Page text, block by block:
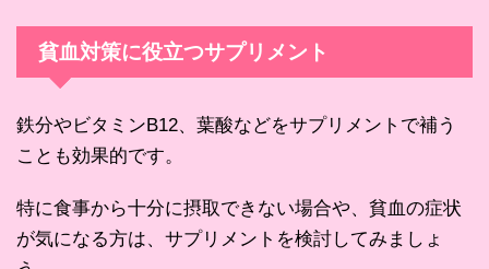
貧血対策に役立つサプリメント
鉄分やビタミンB12、葉酸などをサプリメントで補う
ことも効果的です。
特に食事から十分に摂取できない場合や、貧血の症状
が気になる方は、サプリメントを検討してみましょ